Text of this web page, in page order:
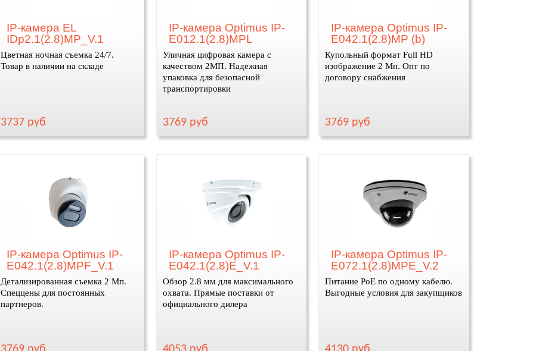
IP-камера EL
IDp2.1(2.8)MP_V.1
Цветная ночная съемка 24/7.
Товар в наличии на складе
3737 руб
IP-камера Optimus IP-
E012.1(2.8)MPL
Уличная цифровая камера с
качеством 2МП. Надежная
упаковка для безопасной
транспортировки
3769 руб
IP-камера Optimus IP-
E042.1(2.8)MP (b)
Купольный формат Full HD
изображение 2 Мп. Опт по
договору снабжения
3769 руб
IP-камера Optimus IP-
E042.1(2.8)MPF_V.1
Детализированная съемка 2 Мп.
Спеццены для постоянных
партнеров.
IP-камера Optimus IP-
E042.1(2.8)E_V.1
Обзор 2.8 мм для максимального
охвата. Прямые поставки от
официального дилера
IP-камера Optimus IP-
E072.1(2.8)MPE_V.2
Питание PoE по одному кабелю.
Выгодные условия для закупщиков